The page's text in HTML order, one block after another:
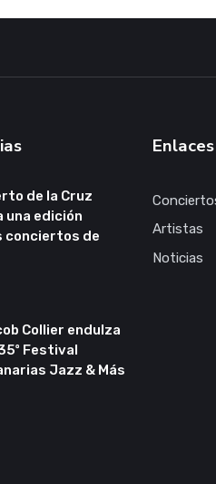
de la Cruz
una edición
conciertos de
Collier endulza
Festival
Jazz & Más
Artistas
Noticias